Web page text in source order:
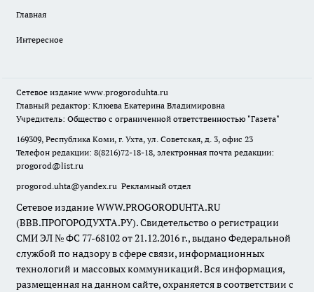
Главная
Интересное
Сетевое издание www.progoroduhta.ru
Главный редактор: Клюева Екатерина Владимировна
Учредитель: Общество с ограниченной ответственностью "Газета"
169309, Республика Коми, г. Ухта, ул. Советская, д. 3, офис 23
Телефон редакции: 8(8216)72-18-18, электронная почта редакции:
progorod@list.ru
progorod.uhta@yandex.ru Рекламный отдел
Сетевое издание WWW.PROGORODUHTA.RU
(ВВВ.ПРОГОРОДУХТА.РУ). Свидетельство о регистрации
СМИ ЭЛ № ФС 77-68102 от 21.12.2016 г., выдано Федеральной
службой по надзору в сфере связи, информационных
технологий и массовых коммуникаций. Вся информация,
размещенная на данном сайте, охраняется в соответствии с